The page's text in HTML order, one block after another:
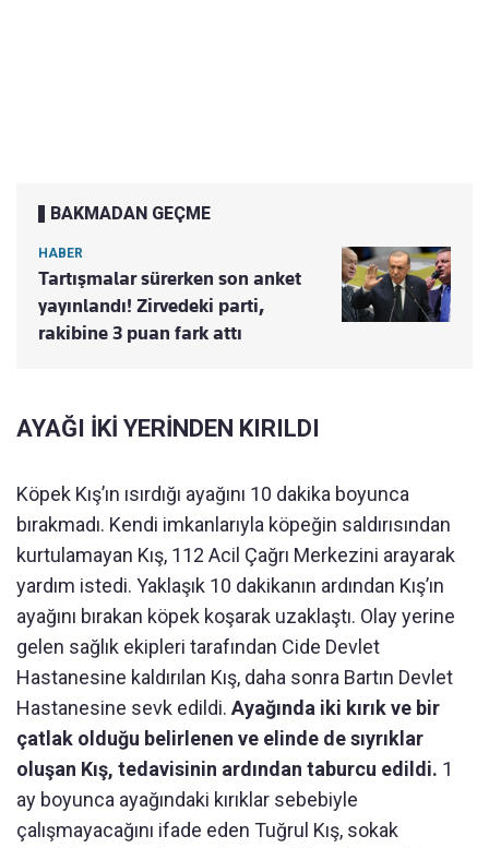
BAKMADAN GEÇME
HABER
Tartışmalar sürerken son anket
yayınlandı! Zirvedeki parti,
rakibine 3 puan fark attı
AYAĞI İKİ YERİNDEN KIRILDI
Köpek Kış’ın ısırdığı ayağını 10 dakika boyunca
bırakmadı. Kendi imkanlarıyla köpeğin saldırısından
kurtulamayan Kış, 112 Acil Çağrı Merkezini arayarak
yardım istedi. Yaklaşık 10 dakikanın ardından Kış’ın
ayağını bırakan köpek koşarak uzaklaştı. Olay yerine
gelen sağlık ekipleri tarafından Cide Devlet
Hastanesine kaldırılan Kış, daha sonra Bartın Devlet
Hastanesine sevk edildi. Ayağında iki kırık ve bir
çatlak olduğu belirlenen ve elinde de sıyrıklar
oluşan Kış, tedavisinin ardından taburcu edildi. 1
ay boyunca ayağındaki kırıklar sebebiyle
çalışmayacağını ifade eden Tuğrul Kış, sokak